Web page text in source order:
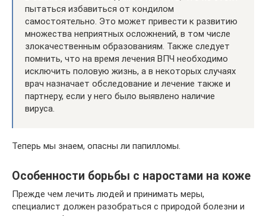
пытаться избавиться от кондилом
самостоятельно. Это может привести к развитию
множества неприятных осложнений, в том числе
злокачественным образованиям. Также следует
помнить, что на время лечения ВПЧ необходимо
исключить половую жизнь, а в некоторых случаях
врач назначает обследование и лечение также и
партнеру, если у него было выявлено наличие
вируса.
Теперь мы знаем, опасны ли папилломы.
Особенности борьбы с наростами на коже
Прежде чем лечить людей и принимать меры,
специалист должен разобраться с природой болезни и